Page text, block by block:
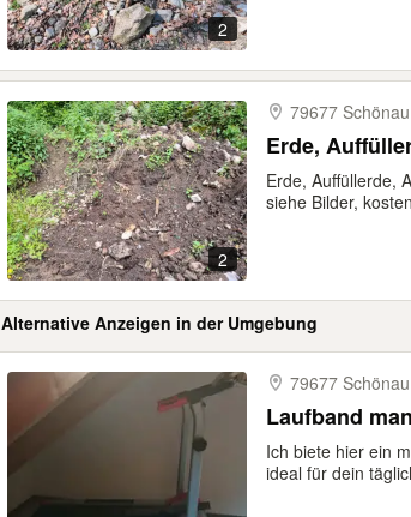
2
2
79677
Erde,
Erde, Auffüllerde,
siehe Bilder,
Alternative Anzeigen in der Umgebung
79677
Laufband
Ich biete hier ein
ideal für dein